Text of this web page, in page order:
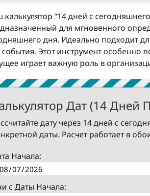
калькулятор “14 дней с
для мгновенного
дня. Идеально подходит
Этот инструмент особенно
играет важную роль в
Дат (14 Дней
дату через 14 дней с
даты. Расчет работает в
Начала:
с Даты Начала: